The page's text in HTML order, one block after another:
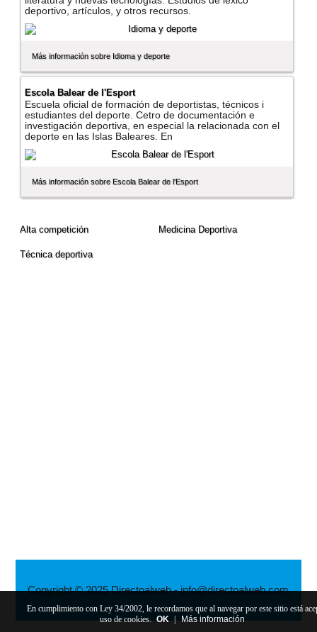
deportivo, artí­culos, y otros recursos.
Más información sobre Idioma y deporte
Escola Balear de l'Esport
Escuela oficial de formación de deportistas, técnicos i
estudiantes del deporte. Cetro de documentación e
investigación deportiva, en especial la relacionada con el
deporte en las Islas Baleares. En
Más información sobre Escola Balear de l'Esport
Alta competición Medicina Deportiva
Técnica deportiva
Copyright © 2025 Directoalweb - info@directoalweb.com
En cumplimiento con Ley 34/2002, le recordamos que al navegar por este sitio está
uso de cookies. OK | Más información